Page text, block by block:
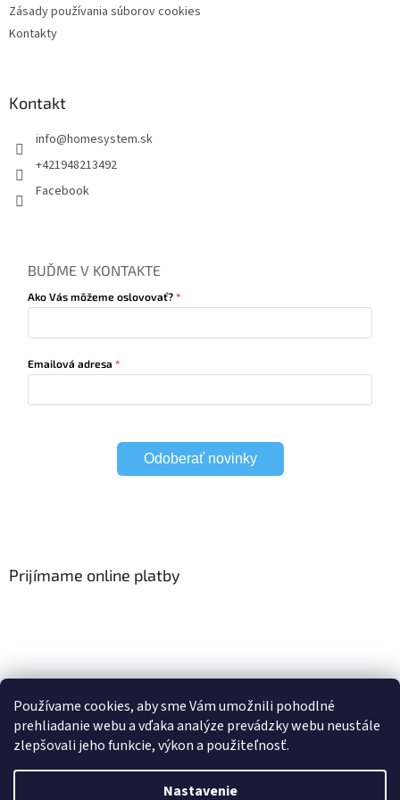
Používame cookies, aby sme Vám umožnili pohodlné
prehliadanie webu a vďaka analýze prevádzky webu neustále
zlepšovali jeho funkcie, výkon a použiteľnosť.
Nastavenie
Zásady používania súborov cookies
Kontakty
Kontakt
info@homesystem.sk
+421948213492
Facebook
BUĎME V KONTAKTE
Ako Vás môžeme oslovovať?
Emailová adresa
Odoberať novinky
Prijímame online platby